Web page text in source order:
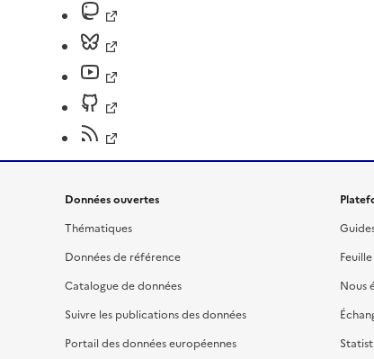
Données ouvertes
Thématiques
Données de référence
Catalogue de données
Suivre les publications des données
Portail des données européennes
Nous